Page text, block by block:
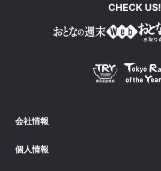
CHECK US!
会社情報
個人情報